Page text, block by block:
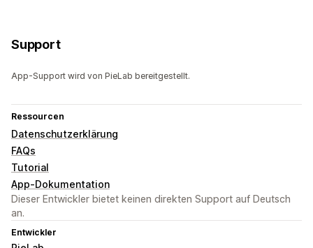
Support
App-Support wird von PieLab bereitgestellt.
Ressourcen
Datenschutzerklärung
FAQs
Tutorial
App-Dokumentation
Dieser Entwickler bietet keinen direkten Support auf Deutsch
an.
Entwickler